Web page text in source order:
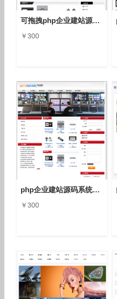
可拖拽php企业建站源码anfang10a8
￥300
php企业建站源码系统8.0单站版，单语言双语言多语言，anfang10a2
￥300